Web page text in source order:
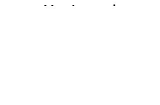
reisiks või välismaiseks festivaliks),
Vaata veel